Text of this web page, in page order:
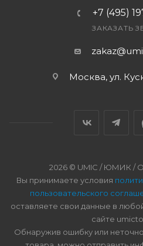
+7 (495)
ЗАКАЗАТЬ
Москва, ул.
2026 © UMIC / ЮМИК /
Вы принимаете условия
пользовательского
оставляете свои данные в
сайте
Обнаружив ошибку или